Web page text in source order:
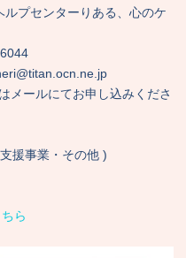
ルプセンターりある、心のケ
メールにてお申し込みくださ
事業・その他 )
ちら